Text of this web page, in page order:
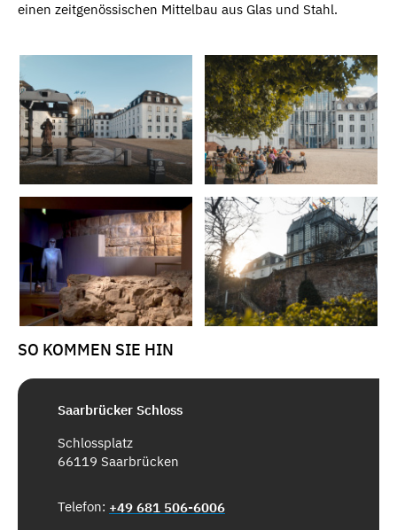
einen zeitgenössischen Mittelbau aus Glas und Stahl.
SO KOMMEN SIE HIN
Saarbrücker Schloss
Schlossplatz
66119 Saarbrücken
Telefon: +49 681 506-6006